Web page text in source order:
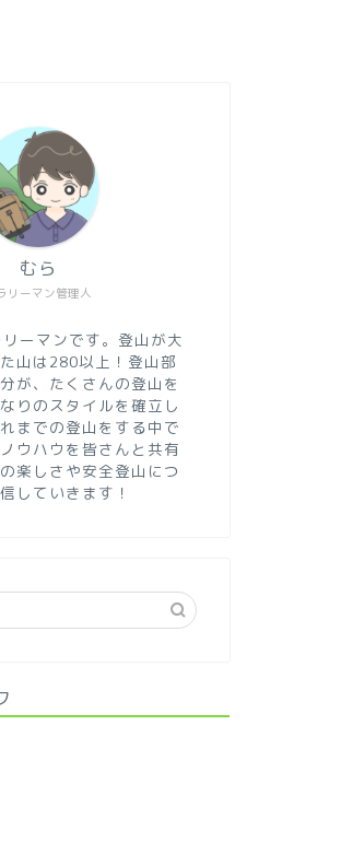
リーマン管理人
むら
ーマンです。登山が大
山は280以上！登山部
が、たくさんの登山を
りのスタイルを確立し
までの登山をする中で
ウハウを皆さんと共有
楽しさや安全登山につ
していきます！